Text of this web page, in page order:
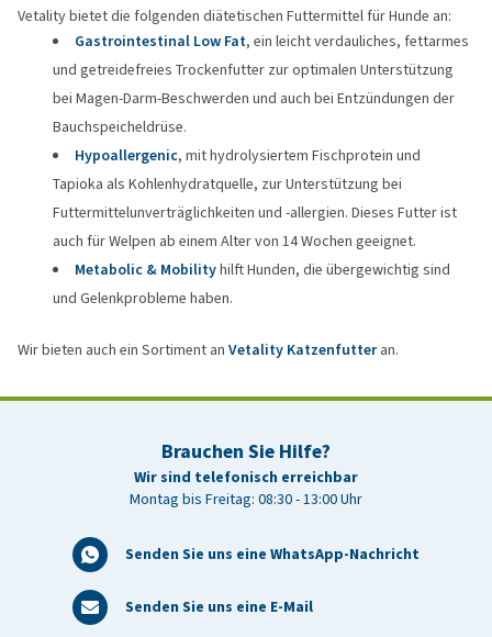
Vetality bietet die folgenden diätetischen Futtermittel für Hunde an:
Gastrointestinal Low Fat, ein leicht verdauliches, fettarmes
und getreidefreies Trockenfutter zur optimalen Unterstützung
bei Magen-Darm-Beschwerden und auch bei Entzündungen der
Bauchspeicheldrüse.
Hypoallergenic, mit hydrolysiertem Fischprotein und
Tapioka als Kohlenhydratquelle, zur Unterstützung bei
Futtermittelunverträglichkeiten und -allergien. Dieses Futter ist
auch für Welpen ab einem Alter von 14 Wochen geeignet.
Metabolic & Mobilityhilft Hunden, die übergewichtig sind
und Gelenkprobleme haben.
Wir bieten auch ein Sortiment an Vetality Katzenfutteran.
Brauchen Sie Hilfe?
Wir sind telefonisch erreichbar
Montag bis Freitag: 08:30 - 13:00 Uhr
Senden Sie uns eine WhatsApp-Nachricht
Senden Sie uns eine E-Mail